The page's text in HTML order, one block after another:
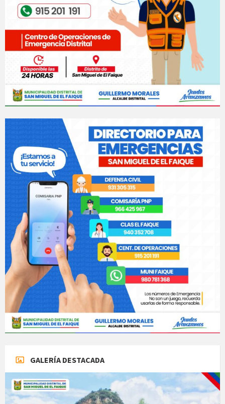
GALERÍA DESTACADA